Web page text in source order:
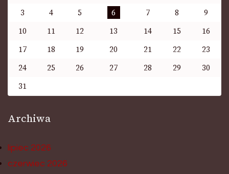
3
4 5 6 7 8
9
10
11 12 13 14 15
16
17
18 19 20 21 22
23
24
25 26 27 28 29
30
31
Archiwa
lipiec 2026
czerwiec 2026